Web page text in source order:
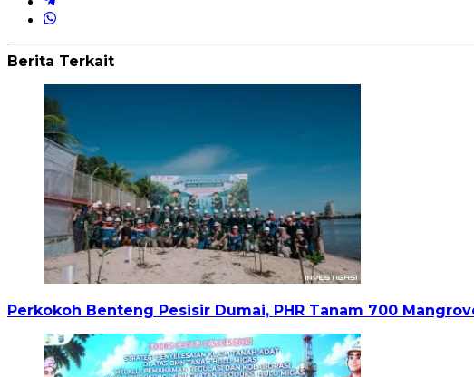
Berita Terkait
Perkokoh Benteng Pesisir Dumai, PHR Tanam 700